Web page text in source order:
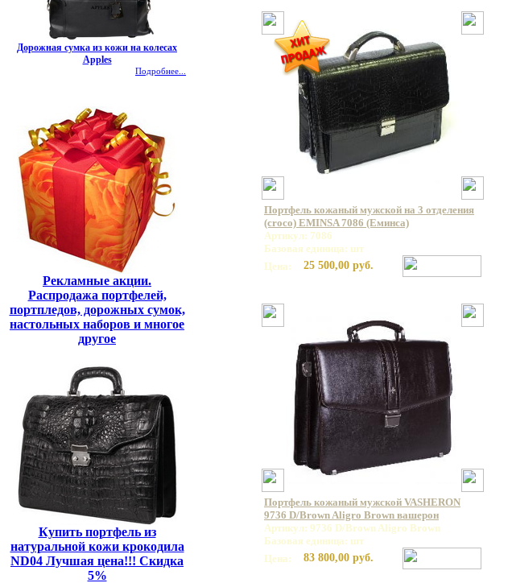
Дорожная сумка из кожи на колесах
Apples
Подробнее...
Рекламные акции.
Распродажа портфелей,
портпледов, дорожных сумок,
настольных наборов и многое
другое
Купить портфель из
натуральной кожи крокодила
ND04 Лучшая цена!!! Скидка
5%
Портфель кожаный мужской на 3 отделения
(croco) EMINSA 7086 (Еминса)
Артикул: 7086
Базовая единица: шт
Цена:
25 500,00 руб.
Портфель кожаный мужской VASHERON
9736 D/Brown Aligro Brown вашерон
Артикул: 9736 D/Brown Aligro Brown
Базовая единица: шт
Цена:
83 800,00 руб.